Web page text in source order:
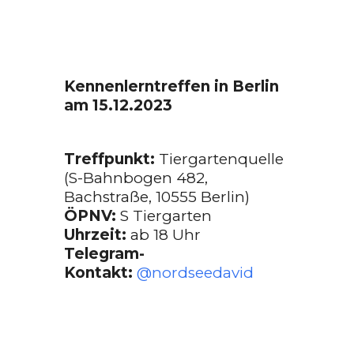
Kennenlerntreffen in Berlin
am 15.12.2023
Treffpunkt: Tiergartenquelle
(S-Bahnbogen 482,
Bachstraße, 10555 Berlin)
ÖPNV: S Tiergarten
Uhrzeit: ab 18 Uhr
Telegram-
Kontakt: @nordseedavid